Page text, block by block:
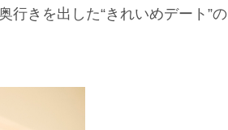
行きを出した“きれいめデート”の